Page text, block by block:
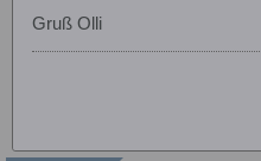
Gruß Olli